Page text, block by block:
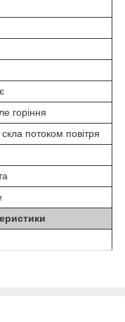
горіння
потоком повітря